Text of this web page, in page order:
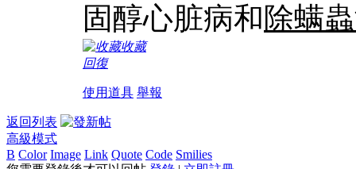
固醇心脏病和除螨
收藏
回復
使用道具 舉報
返回列表
高級模式
B Color Image Link Quote Code Smilies